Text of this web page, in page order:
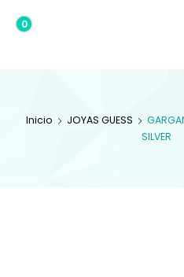
0,00€
0
Inicio JOYAS GUESS
SILVER